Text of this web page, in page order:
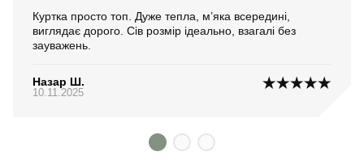
Куртка просто топ. Дуже тепла, м’яка всередині,
виглядає дорого. Сів розмір ідеально, взагалі без
зауважень.
Назар Ш.
10.11.2025